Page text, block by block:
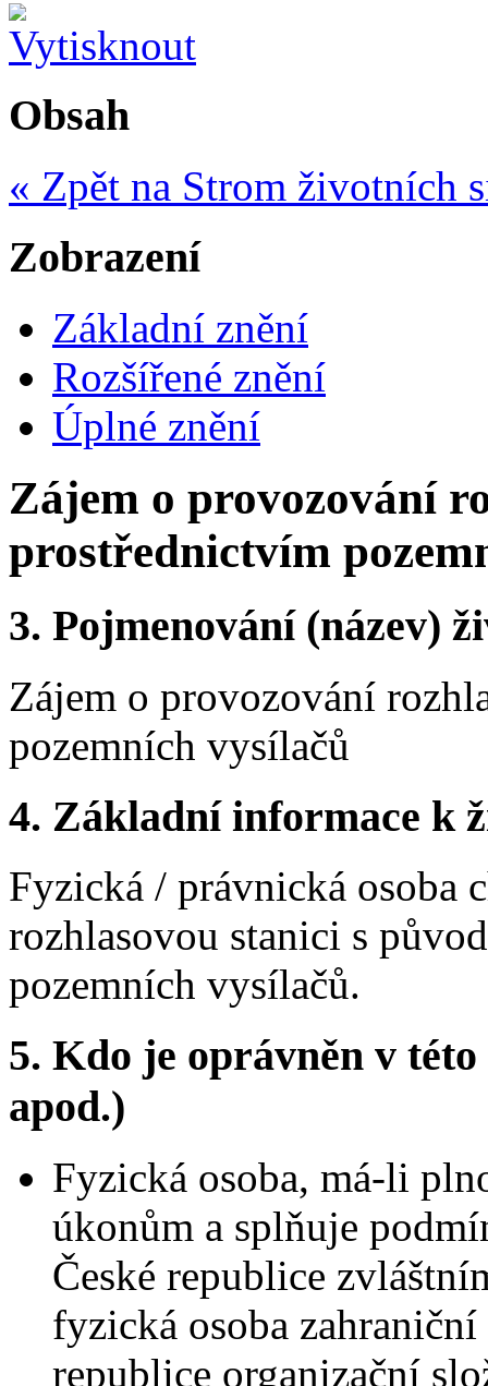
Obsah
« Zpět na Strom životních
Zobrazení
Základní znění
Rozšířené znění
Úplné znění
Zájem o provozování
prostřednictvím
3. Pojmenování (název)
Zájem o provozování
pozemních vysílačů
4. Základní informace k
Fyzická / právnická osoba
rozhlasovou stanici s
pozemních vysílačů.
5. Kdo je oprávněn v
apod.)
Fyzická osoba, má-li
úkonům a splňuje
České republice
fyzická osoba
republice organizační